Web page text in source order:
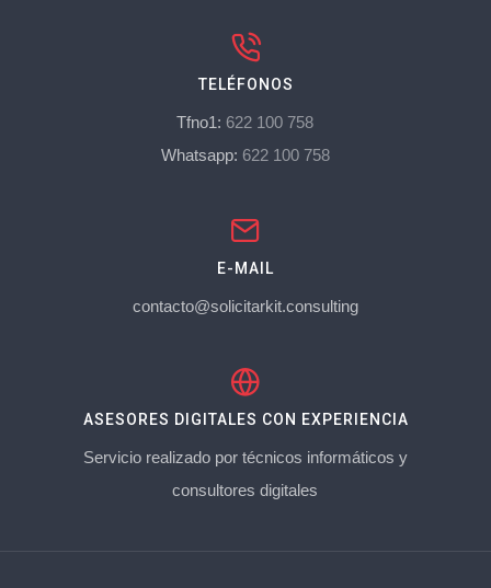
TELÉFONOS
Tfno1: 622 100 758
Whatsapp: 622 100 758
E-MAIL
contacto@solicitarkit.consulting
ASESORES DIGITALES CON EXPERIENCIA
Servicio realizado por técnicos informáticos y
consultores digitales